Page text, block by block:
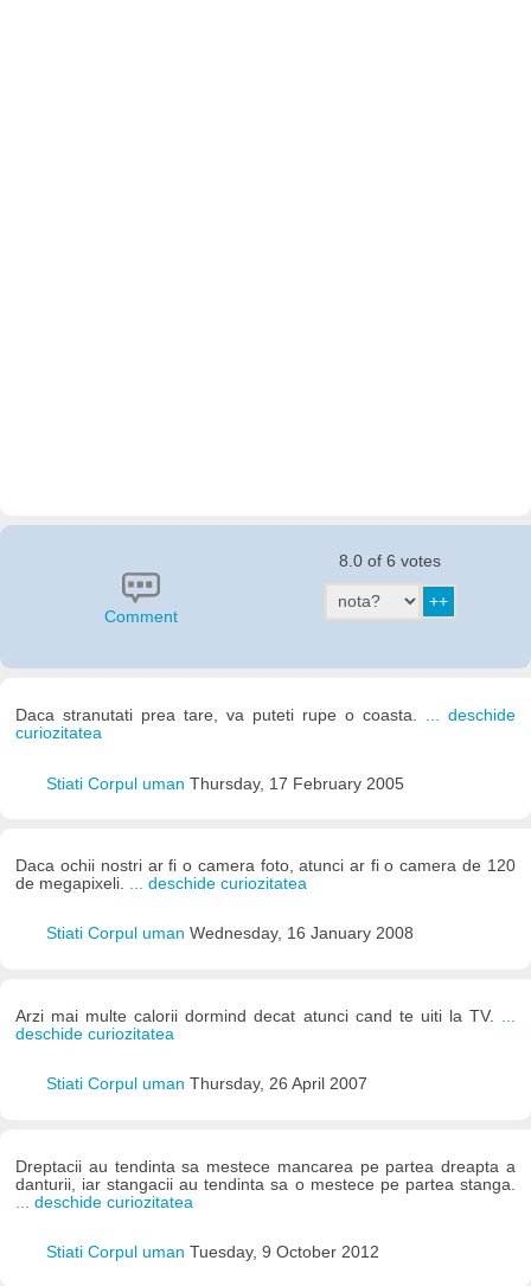
Comment
8.0 of 6 votes
Daca stranutati prea tare, va puteti rupe o coasta. ... deschide
curiozitatea
Stiati Corpul uman Thursday, 17 February 2005
Daca ochii nostri ar fi o camera foto, atunci ar fi o camera de 120
de megapixeli. ... deschide curiozitatea
Stiati Corpul uman Wednesday, 16 January 2008
Arzi mai multe calorii dormind decat atunci cand te uiti la TV.
deschide curiozitatea
Stiati Corpul uman Thursday, 26 April 2007
Dreptacii au tendinta sa mestece mancarea pe partea dreapta a
danturii, iar stangacii au tendinta sa o mestece pe partea stanga.
... deschide curiozitatea
Stiati Corpul uman Tuesday, 9 October 2012